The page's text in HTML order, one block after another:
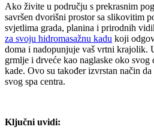
Ako živite u području s prekrasnim
savršen dvorišni prostor sa slikovitim
svjetlima grada, planina i prirodnih
za svoju hidromasažnu kadu koji
doma i nadopunjuje vaš vrtni krajolik.
grmlje i drveće kao naglaske oko svog
kade. Ovo su također izvrstan način
svog spa centra.
Ključni uvidi: